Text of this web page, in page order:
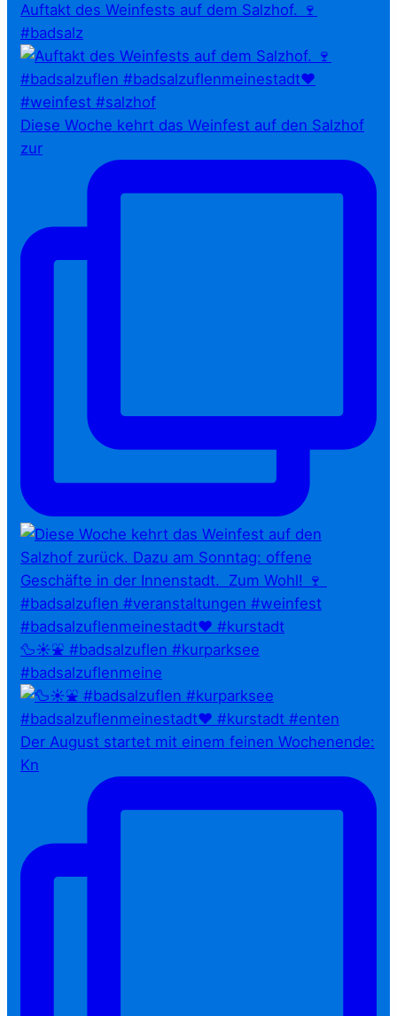
Auftakt des Weinfests auf dem Salzhof. 🍷
#badsalz
Diese Woche kehrt das Weinfest auf den Salzhof
zur
🦆☀️⛲ #badsalzuflen #kurparksee
#badsalzuflenmeine
Der August startet mit einem feinen Wochenende:
Kn